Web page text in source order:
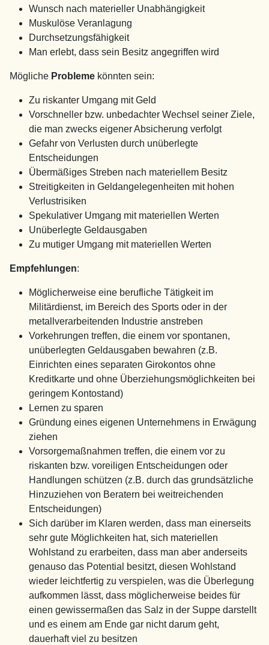
Wunsch nach materieller Unabhängigkeit
Muskulöse Veranlagung
Durchsetzungsfähigkeit
Man erlebt, dass sein Besitz angegriffen wird
Mögliche Probleme könnten sein:
Zu riskanter Umgang mit Geld
Vorschneller bzw. unbedachter Wechsel seiner Ziele,
die man zwecks eigener Absicherung verfolgt
Gefahr von Verlusten durch unüberlegte
Entscheidungen
Übermäßiges Streben nach materiellem Besitz
Streitigkeiten in Geldangelegenheiten mit hohen
Verlustrisiken
Spekulativer Umgang mit materiellen Werten
Unüberlegte Geldausgaben
Zu mutiger Umgang mit materiellen Werten
Empfehlungen:
Möglicherweise eine berufliche Tätigkeit im
Militärdienst, im Bereich des Sports oder in der
metallverarbeitenden Industrie anstreben
Vorkehrungen treffen, die einem vor spontanen,
unüberlegten Geldausgaben bewahren (z.B.
Einrichten eines separaten Girokontos ohne
Kreditkarte und ohne Überziehungsmöglichkeiten bei
geringem Kontostand)
Lernen zu sparen
Gründung eines eigenen Unternehmens in Erwägung
ziehen
Vorsorgemaßnahmen treffen, die einem vor zu
riskanten bzw. voreiligen Entscheidungen oder
Handlungen schützen (z.B. durch das grundsätzliche
Hinzuziehen von Beratern bei weitreichenden
Entscheidungen)
Sich darüber im Klaren werden, dass man einerseits
sehr gute Möglichkeiten hat, sich materiellen
Wohlstand zu erarbeiten, dass man aber anderseits
genauso das Potential besitzt, diesen Wohlstand
wieder leichtfertig zu verspielen, was die Überlegung
aufkommen lässt, dass möglicherweise beides für
einen gewissermaßen das Salz in der Suppe darstellt
und es einem am Ende gar nicht darum geht,
dauerhaft viel zu besitzen